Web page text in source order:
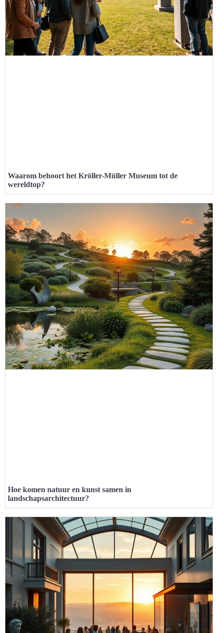
Waarom behoort het Kröller-Müller Museum tot de
wereldtop?
Hoe komen natuur en kunst samen in
landschapsarchitectuur?